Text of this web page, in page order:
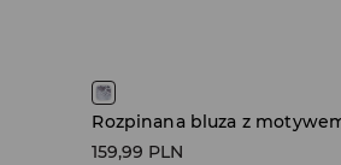
159,99 PLN